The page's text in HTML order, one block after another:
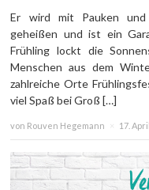
Er wird mit Pauken und
geheißen und ist ein
Frühling lockt die
Menschen aus dem
zahlreiche Orte
viel Spaß bei Groß […]
von Rouven Hegemann 17.